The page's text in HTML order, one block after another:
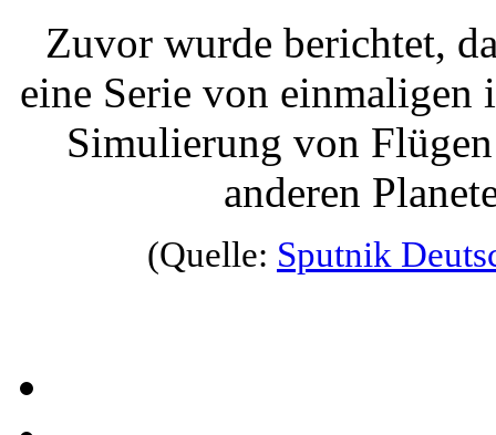
Zuvor wurde berichtet,
eine Serie von einmaligen
Simulierung von
anderen
(Quelle: Sputnik